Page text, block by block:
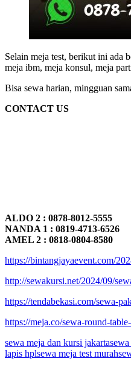
Selain meja test, berikut ini ada
meja ibm, meja konsul, meja
Bisa sewa harian, mingguan
CONTACT US
ALDO 2 : 0878-8012-5555
NANDA 1 : 0819-4713-6526
AMEL 2 : 0818-0804-8580
https://bintangjayaevent.com/
http://sewakursi.net/2024/09/
https://tendabekasi.com/sewa-
https://meja.co/sewa-round-
sewa meja dan kursi jakarta
lapis hplsewa meja test murah